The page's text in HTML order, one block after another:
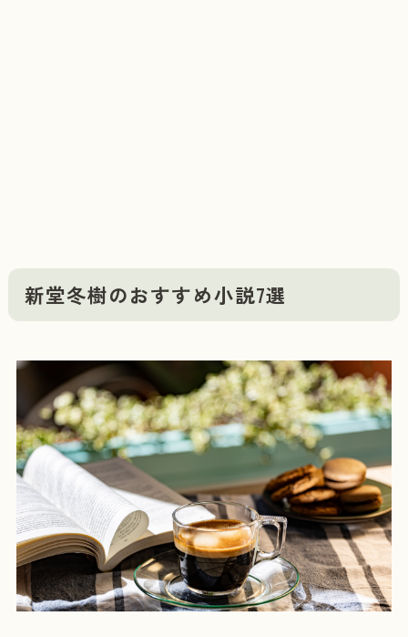
新堂冬樹のおすすめ小説7選